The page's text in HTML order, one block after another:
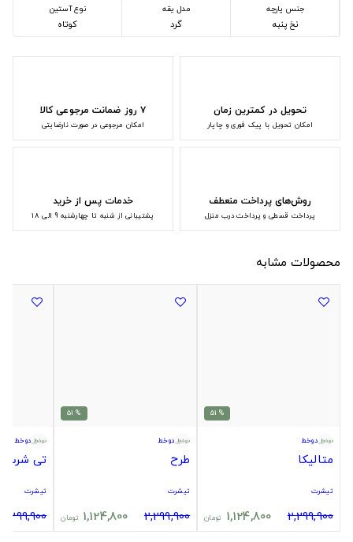
جنس پارچه
نخ پنبه
مدل یقه
گرد
نوع آستین
کوتاه
تحویل در کمترین زمان
امکان تحویل با پیک فوری و چاپار
۷ روز ضمانت مرجوعی کالا
امکان مرجوعی در صورت نارضایتی
روش‌های پرداخت منعطف
پرداخت قسطی و پرداخت درب منزل
خدمات پس از خرید
پشتیبانی از شنبه تا چهارشنبه 9 الی 18
محصولات مشابه
% 51
دوخط
متالیکا
تیشرت
2,299,900
1,124,800 تومان
% 51
دوخط
طرح
تیشرت
2,299,900
1,124,800 تومان
دوخط
تی شرت
تیشرت
2,299,900